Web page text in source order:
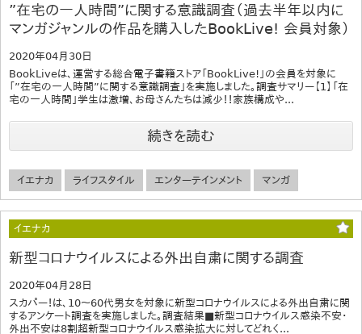
”在宅の一人時間”に関する意識調査（過去半年以内に
マンガジャンルの作品を購入したBookLive! 会員対象）
2020年04月30日
BookLiveは、運営する総合電子書籍ストア「BookLive!」の会員を対象に
「”在宅の一人時間”に関する意識調査」を実施しました。調査サマリー【1】「在
宅の一人時間」学生は激増、お母さんたちは減少！！家族構成や...
続きを読む
イエナカ ライフスタイル エンターテインメント マンガ
イエナカ
新型コロナウイルスによる外出自粛に関する調査
2020年04月28日
スカパー！は、10～60代男女を対象に新型コロナウイルスによる外出自粛に関
するアンケート調査を実施しました。調査結果■新型コロナウイルス感染不安・
外出不安は8割超新型コロナウイルス感染拡大に対してどれく...